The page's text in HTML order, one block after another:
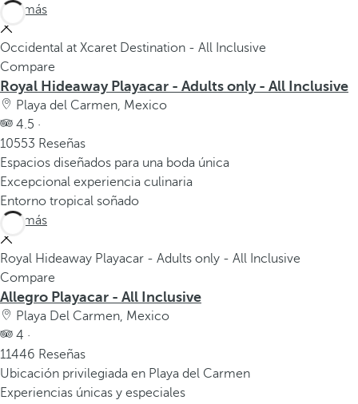
Ver más
Occidental at Xcaret Destination - All Inclusive
Compare
Royal Hideaway Playacar - Adults only - All Inclusive
Playa del Carmen, Mexico
4.5 ·
10553 Reseñas
Espacios diseñados para una boda única
Excepcional experiencia culinaria
Entorno tropical soñado
Ver más
Royal Hideaway Playacar - Adults only - All Inclusive
Compare
Allegro Playacar - All Inclusive
Playa Del Carmen, Mexico
4 ·
11446 Reseñas
Ubicación privilegiada en Playa del Carmen
Experiencias únicas y especiales